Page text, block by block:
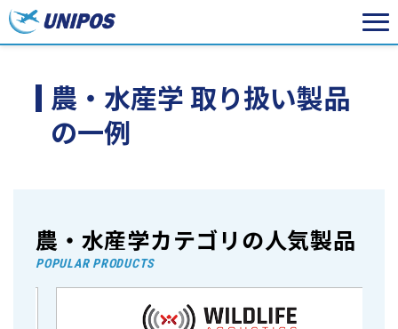
農・水産学 取り扱い製品
の一例
農・水産学カテゴリの人気製品
POPULAR PRODUCTS